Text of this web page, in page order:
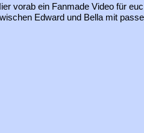
vorab ein Fanmade Video für
Edward und Bella mit